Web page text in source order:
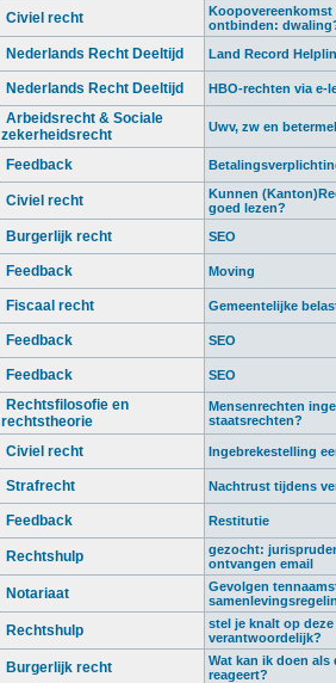
Civiel recht
ontbinden:
Nederlands Recht Deeltijd Land Record
Nederlands Recht Deeltijd HBO-rechten via e-
Arbeidsrecht & Sociale
zekerheidsrecht
Uwv, zw en
Feedback
Civiel recht
Kunnen
goed lezen?
Burgerlijk recht SEO
Feedback Moving
Fiscaal recht Gemeentelijke
Feedback SEO
Feedback SEO
Rechtsfilosofie en
rechtstheorie
Mensenrechten
staatsrechten?
Civiel recht Ingebrekestelling
Strafrecht Nachtrust tijdens
Feedback Restitutie
Rechtshulp
gezocht:
ontvangen email
Notariaat
Gevolgen
Rechtshulp
stel je knalt op
verantwoordelijk?
Burgerlijk recht
Wat kan ik doen
reageert?